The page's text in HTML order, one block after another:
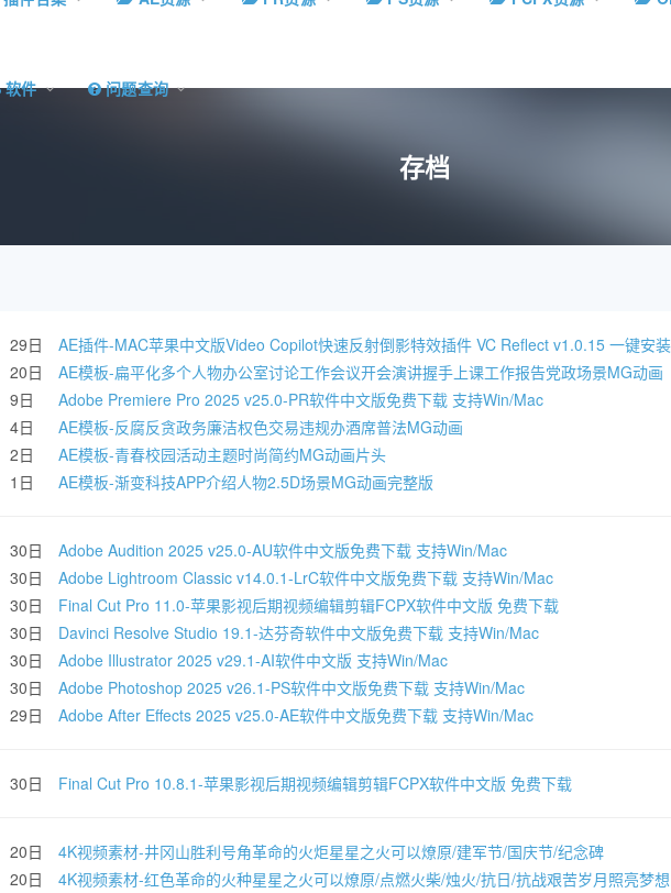
软件 问题查询
存档
29日
AE插件-MAC苹果中文版Video Copilot快速反射倒影特效插件 VC Reflect v1.0.15 一键安
20日
AE模板-扁平化多个人物办公室讨论工作会议开会演讲握手上课工作报告党政场景MG动画
9日
Adobe Premiere Pro 2025 v25.0-PR软件中文版免费下载 支持Win/Mac
4日
AE模板-反腐反贪政务廉洁权色交易违规办酒席普法MG动画
2日
AE模板-青春校园活动主题时尚简约MG动画片头
1日
AE模板-渐变科技APP介绍人物2.5D场景MG动画完整版
30日
Adobe Audition 2025 v25.0-AU软件中文版免费下载 支持Win/Mac
30日
Adobe Lightroom Classic v14.0.1-LrC软件中文版免费下载 支持Win/Mac
30日
Final Cut Pro 11.0-苹果影视后期视频编辑剪辑FCPX软件中文版 免费下载
30日
Davinci Resolve Studio 19.1-达芬奇软件中文版免费下载 支持Win/Mac
30日
Adobe Illustrator 2025 v29.1-AI软件中文版 支持Win/Mac
30日
Adobe Photoshop 2025 v26.1-PS软件中文版免费下载 支持Win/Mac
29日
Adobe After Effects 2025 v25.0-AE软件中文版免费下载 支持Win/Mac
30日 Final Cut Pro 10.8.1-苹果影视后期视频编辑剪辑FCPX软件中文版 免费下载
20日
4K视频素材-井冈山胜利号角革命的火炬星星之火可以燎原/建军节/国庆节/纪念碑
20日
4K视频素材-红色革命的火种星星之火可以燎原/点燃火柴/烛火/抗日/抗战艰苦岁月照亮梦想